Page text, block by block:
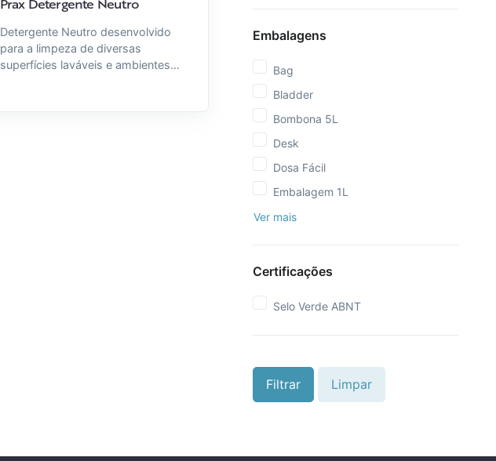
Prax Detergente Neutro
Detergente Neutro desenvolvido
para a limpeza de diversas
superfícies laváveis e ambientes
Embalagens
Bag
Bladder
Bombona 5L
Desk
Dosa Fácil
Embalagem 1L
Ver mais
Certificações
Selo Verde ABNT
Filtrar Limpar